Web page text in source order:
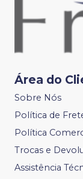
Área do
Sobre Nós
Política de
Política
Trocas e
Assistência